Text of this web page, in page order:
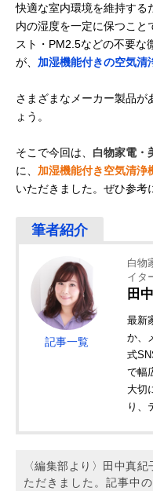
快適な室内環境を維持する
内の湿度を一定に保つこと
スト・PM2.5などの不要な
が、 加湿機能付きの空気清
さまざまなメーカー製品が
ょう。
そこで今回は、 白物家電・
に、 加湿機能付き空気清浄
いただきました。ぜひ参考
記事一覧
白物
イタ
田
最新
か、
式
で幅
大切
り、
〈編集部より〉田中真
ただきました。記事中